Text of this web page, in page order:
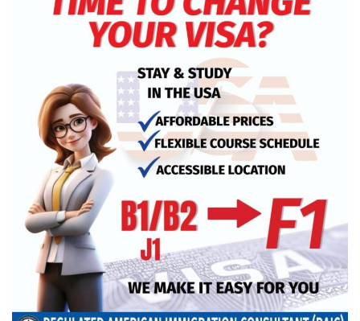
খুলনায় অবরোধের সমর্থনে দুপুরে ও
সন্ধ্যায় বিএনপির মিছিল
রেললাইন কাটা, গাড়িতে আগুন—এ
কোন রাজনীতি, প্রশ্ন তথ্যমন্ত্রীর
আমরা প্রতিদ্বন্দ্বিতাপূর্ণ নির্বাচন চাই: না‌ছিম
পাকিস্তানে থানায় ‘আত্মঘাতী’ হামলায়
নিহত ৬, আহত ২৫